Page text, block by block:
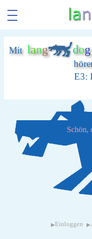
Mit lang dog
E3:
Schön,
▸ Einloggen ▸